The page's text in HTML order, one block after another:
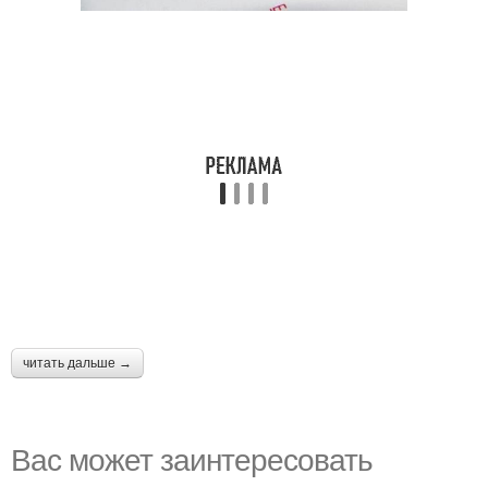
читать дальше →
Вас может заинтересовать